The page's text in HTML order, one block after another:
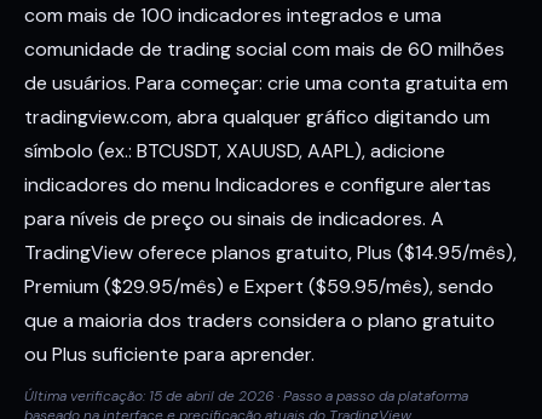
com mais de 100 indicadores integrados e uma
comunidade de trading social com mais de 60 milhões
de usuários. Para começar: crie uma conta gratuita em
tradingview.com, abra qualquer gráfico digitando um
símbolo (ex.: BTCUSDT, XAUUSD, AAPL), adicione
indicadores do menu Indicadores e configure alertas
para níveis de preço ou sinais de indicadores. A
TradingView oferece planos gratuito, Plus ($14.95/mês),
Premium ($29.95/mês) e Expert ($59.95/mês), sendo
que a maioria dos traders considera o plano gratuito
ou Plus suficiente para aprender.
Última verificação: 15 de abril de 2026 · Passo a passo da plataforma